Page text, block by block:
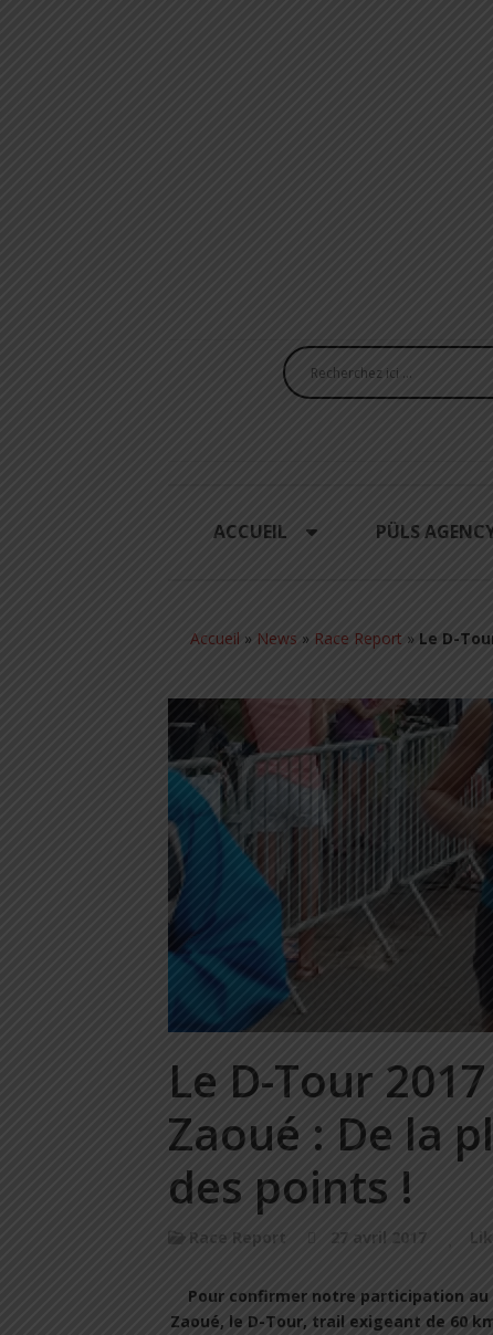
ACCUEIL PÜLS
Accueil » News » Race Report » Le D-
Le D-Tour
Zaoué : De la
des points !
Race Report 27 avril 2017
Pour confirmer notre participation au
Zaoué, le D-Tour, trail exigeant de 60